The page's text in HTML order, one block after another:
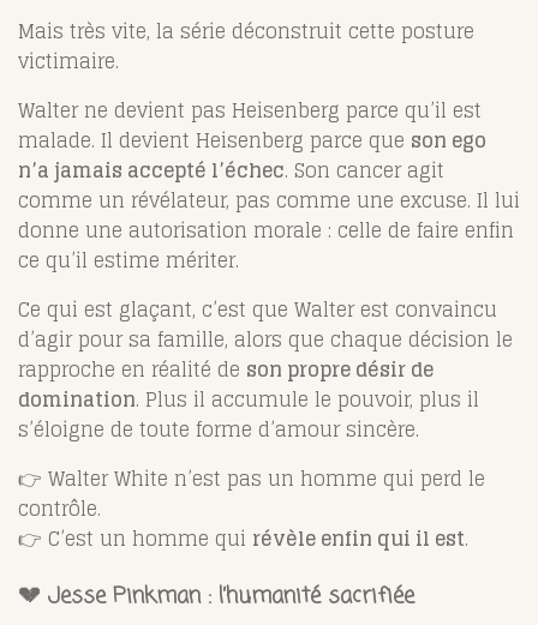
Mais très vite, la série déconstruit cette posture
victimaire.
Walter ne devient pas Heisenberg parce qu’il est
malade. Il devient Heisenberg parce que son ego
n’a jamais accepté l’échec. Son cancer agit
comme un révélateur, pas comme une excuse. Il lui
donne une autorisation morale : celle de faire enfin
ce qu’il estime mériter.
Ce qui est glaçant, c’est que Walter est convaincu
d’agir pour sa famille, alors que chaque décision le
rapproche en réalité de son propre désir de
domination. Plus il accumule le pouvoir, plus il
s’éloigne de toute forme d’amour sincère.
👉 Walter White n’est pas un homme qui perd le
contrôle.
👉 C’est un homme qui révèle enfin qui il est.
💔 Jesse Pinkman : l’humanité sacrifiée